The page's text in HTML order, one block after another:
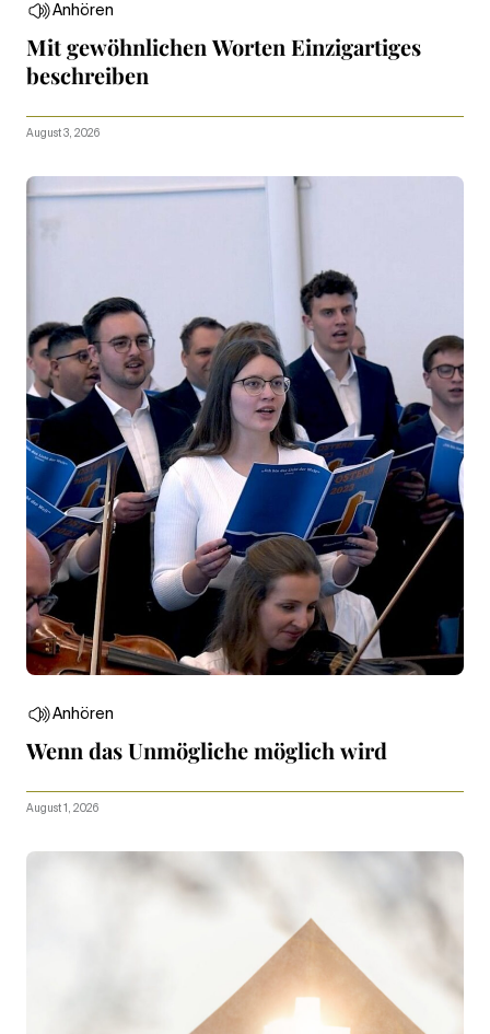
Anhören
Mit gewöhnlichen Worten Einzigartiges
beschreiben
August 3, 2026
Anhören
Wenn das Unmögliche möglich wird
August 1, 2026